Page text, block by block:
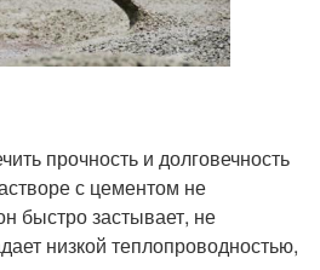
прочность и долговечность
с цементом не
быстро застывает, не
низкой теплопроводностью,